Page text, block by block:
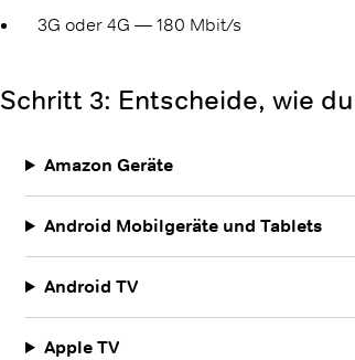
3G oder 4G — 180 Mbit/s
Schritt 3: Entscheide, wie
Amazon Geräte
Android Mobilgeräte und Tablets
Android TV
Apple TV